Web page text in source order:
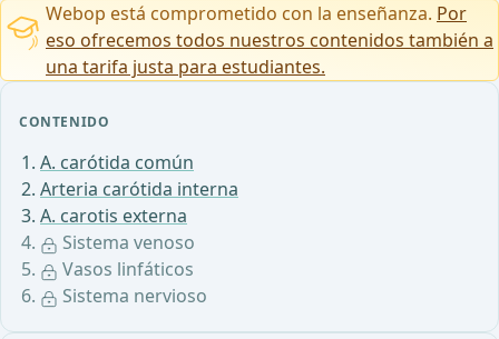
CONTENIDO
A. carótida común
Arteria carótida interna
A. carotis externa
Sistema venoso
Vasos linfáticos
Sistema nervioso
Webop está comprometido con la enseñanza. Por
eso ofrecemos todos nuestros contenidos también a
una tarifa justa para estudiantes.